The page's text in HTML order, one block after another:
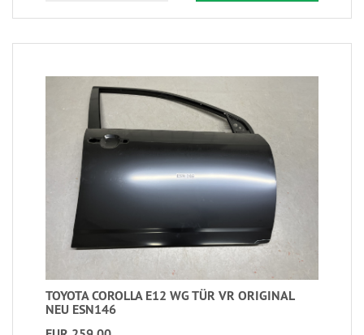
TOYOTA COROLLA E12 WG TÜR VR ORIGINAL
NEU ESN146